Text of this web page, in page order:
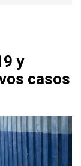
y
casos